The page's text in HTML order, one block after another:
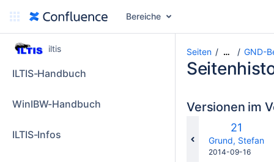
Bereiche
iltis
ILTIS-Handbuch
WinIBW-Handbuch
ILTIS-Infos
Seiten … GND-
Versionen im
Alte
Version
21
Grund, Stefan
Gespeichert
2014-09-16